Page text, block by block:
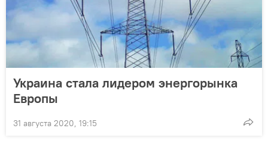
Украина стала лидером энергорынка
Европы
31 августа 2020, 19:15